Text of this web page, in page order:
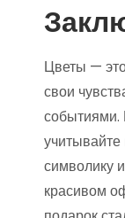
Цветы —
свои
событиями.
учитывайте
символику
красивом